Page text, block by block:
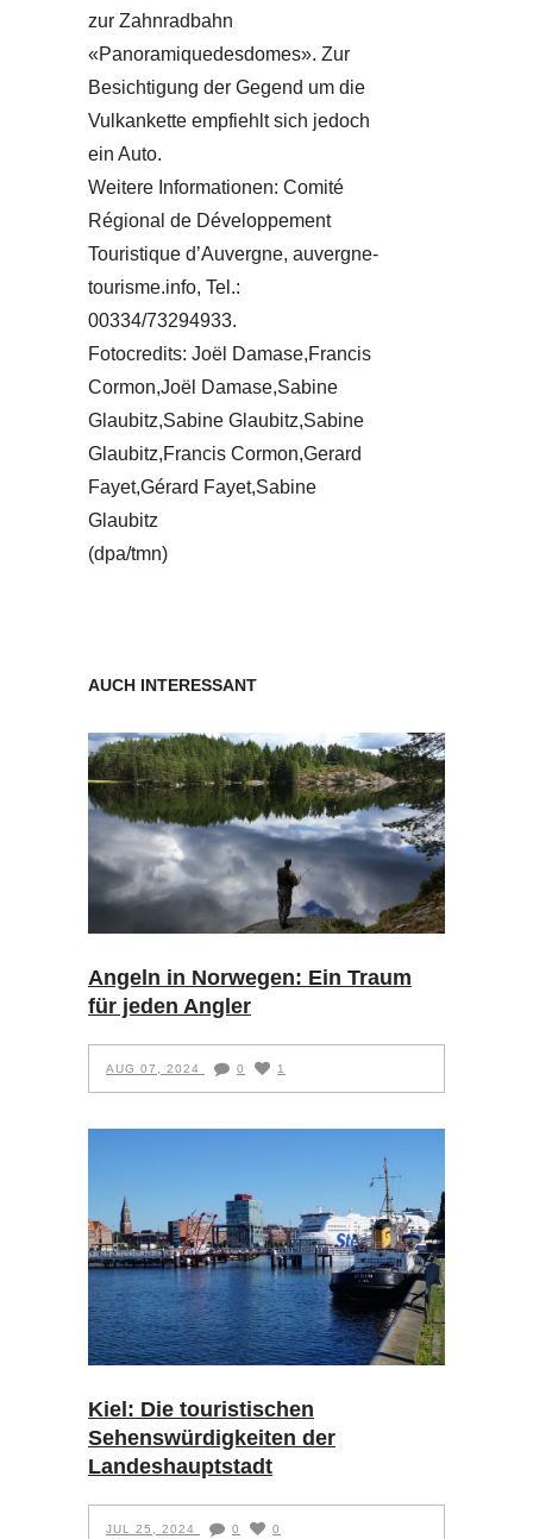
zur Zahnradbahn
«Panoramiquedesdomes». Zur
Besichtigung der Gegend um die
Vulkankette empfiehlt sich jedoch
ein Auto.
Weitere Informationen: Comité
Régional de Développement
Touristique d’Auvergne, auvergne-
tourisme.info, Tel.:
00334/73294933.
Fotocredits: Joël Damase,Francis
Cormon,Joël Damase,Sabine
Glaubitz,Sabine Glaubitz,Sabine
Glaubitz,Francis Cormon,Gerard
Fayet,Gérard Fayet,Sabine
Glaubitz
(dpa/tmn)
AUCH INTERESSANT
Angeln in Norwegen: Ein Traum
für jeden Angler
AUG 07, 2024 0 1
Kiel: Die touristischen
Sehenswürdigkeiten der
Landeshauptstadt
JUL 25, 2024 0 0